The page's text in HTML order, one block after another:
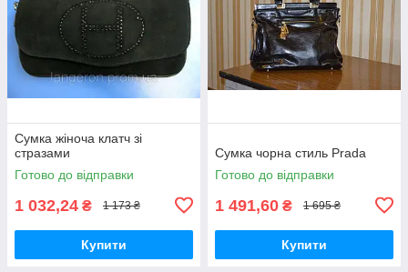
Сумка жіноча клатч зі
стразами
Готово до відправки
1 032,24 ₴ 1 173 ₴
Купити
Сумка чорна стиль Prada
Готово до відправки
1 491,60 ₴ 1 695 ₴
Купити